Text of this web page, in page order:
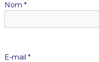
Nom *
E-mail *